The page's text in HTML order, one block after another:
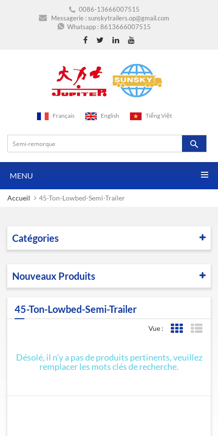
0086-13666007515
Messagerie :sunskytrailers.op@gmail.com
Whatsapp :8613666007515
Français English Tiếng Việt
MENU
Accueil 45-Ton-Lowbed-Semi-Trailer
Catégories
Nouveaux Produits
45-Ton-Lowbed-Semi-Trailer
Vue : Affichage
Désolé, il n’y a pas de produits pertinents, veuillez
remplacer les mots clés de recherche.